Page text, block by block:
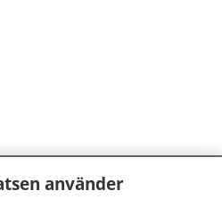
använder